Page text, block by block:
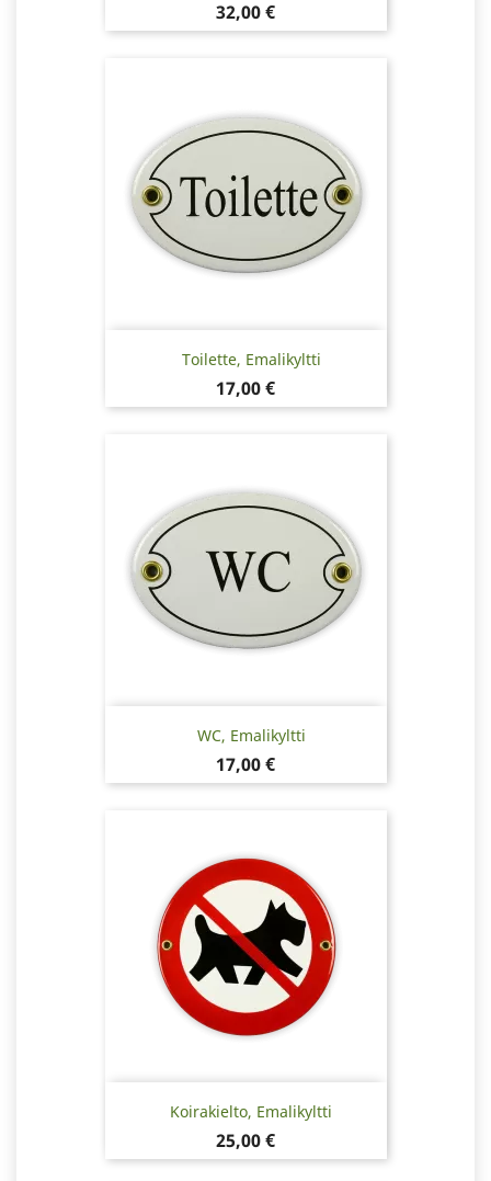
Hinta
32,00 €
Toilette, Emalikyltti
Hinta
17,00 €
WC, Emalikyltti
Hinta
17,00 €
Koirakielto, Emalikyltti
Hinta
25,00 €